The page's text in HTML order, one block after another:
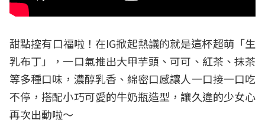
甜點控有口福啦！在IG掀起熱議的就是這杯超萌「生
乳布丁」，一口氣推出大甲芋頭、可可、紅茶、抹茶
等多種口味，濃醇乳香、綿密口感讓人一口接一口吃
不停，搭配小巧可愛的牛奶瓶造型，讓久違的少女心
再次出動啦～